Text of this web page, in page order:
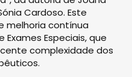
Cardoso. Este
melhoria contínua
Especiais, que
complexidade dos